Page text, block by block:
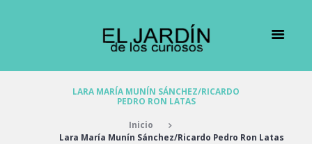
LARA MARÍA MUNÍN SÁNCHEZ/RICARDO
PEDRO RON LATAS
Inicio
Lara María Munín Sánchez/Ricardo Pedro Ron Latas